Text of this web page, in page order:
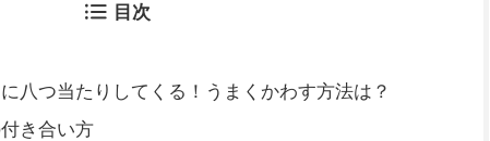
目次
八つ当たりしてくる！うまくかわす方法は？
き合い方